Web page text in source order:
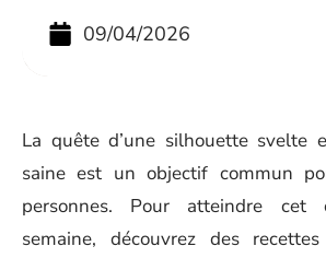
09/04/2026
La quête d’une silhouette svelte
saine est un objectif commun
personnes. Pour atteindre cet
semaine, découvrez des